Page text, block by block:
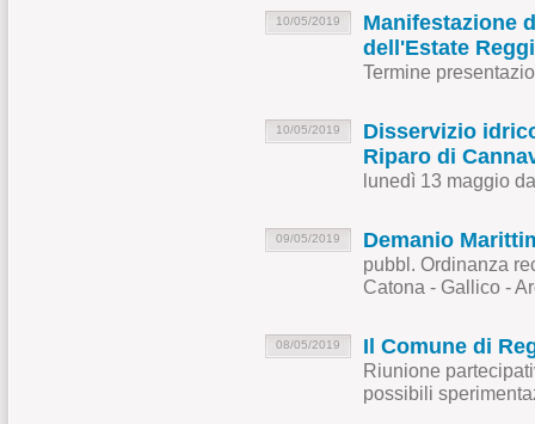
10/05/2019
Manifestazione
dell'Estate
Termine
10/05/2019
Disservizio
Riparo di
lunedì 13 maggio
09/05/2019 Demanio
pubbl. Ordinanza
Catona - Gallico -
08/05/2019 Il Comune di
Riunione
possibili